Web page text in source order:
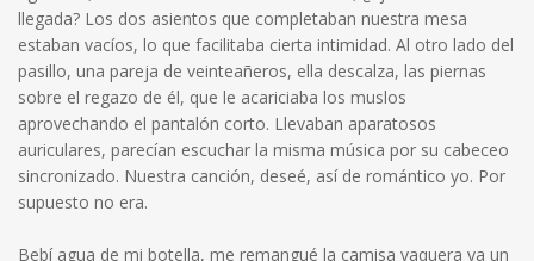
llegada? Los dos asientos que completaban nuestra mesa
estaban vacíos, lo que facilitaba cierta intimidad. Al otro lado del
pasillo, una pareja de veinteañeros, ella descalza, las piernas
sobre el regazo de él, que le acariciaba los muslos
aprovechando el pantalón corto. Llevaban aparatosos
auriculares, parecían escuchar la misma música por su cabeceo
sincronizado. Nuestra canción, deseé, así de romántico yo. Por
supuesto no era.
Bebí agua de mi botella, me remangué la camisa vaquera ya un